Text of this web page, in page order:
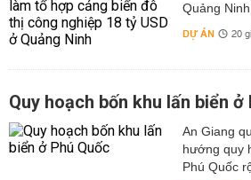
Quảng
DỰ ÁN 20
Quy hoạch bốn khu lấn biển ở
An Giang
hướng quy
Phú Quốc